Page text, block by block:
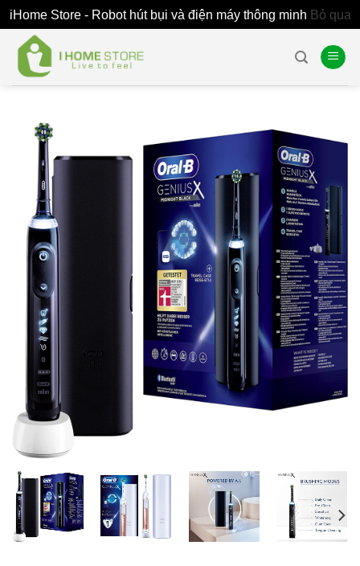
iHome Store - Robot hút bụi và điện máy thông minh Bỏ qua
content